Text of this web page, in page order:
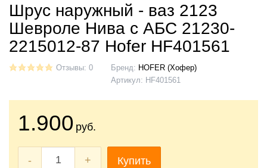
Шрус наружный - ваз 2123
Шевроле Нива с АБС 21230-
2215012-87 Hofer HF401561
Отзывы: 0 Бренд: HOFER (Хофер)
Артикул: HF401561
1.900 руб.
- + Купить